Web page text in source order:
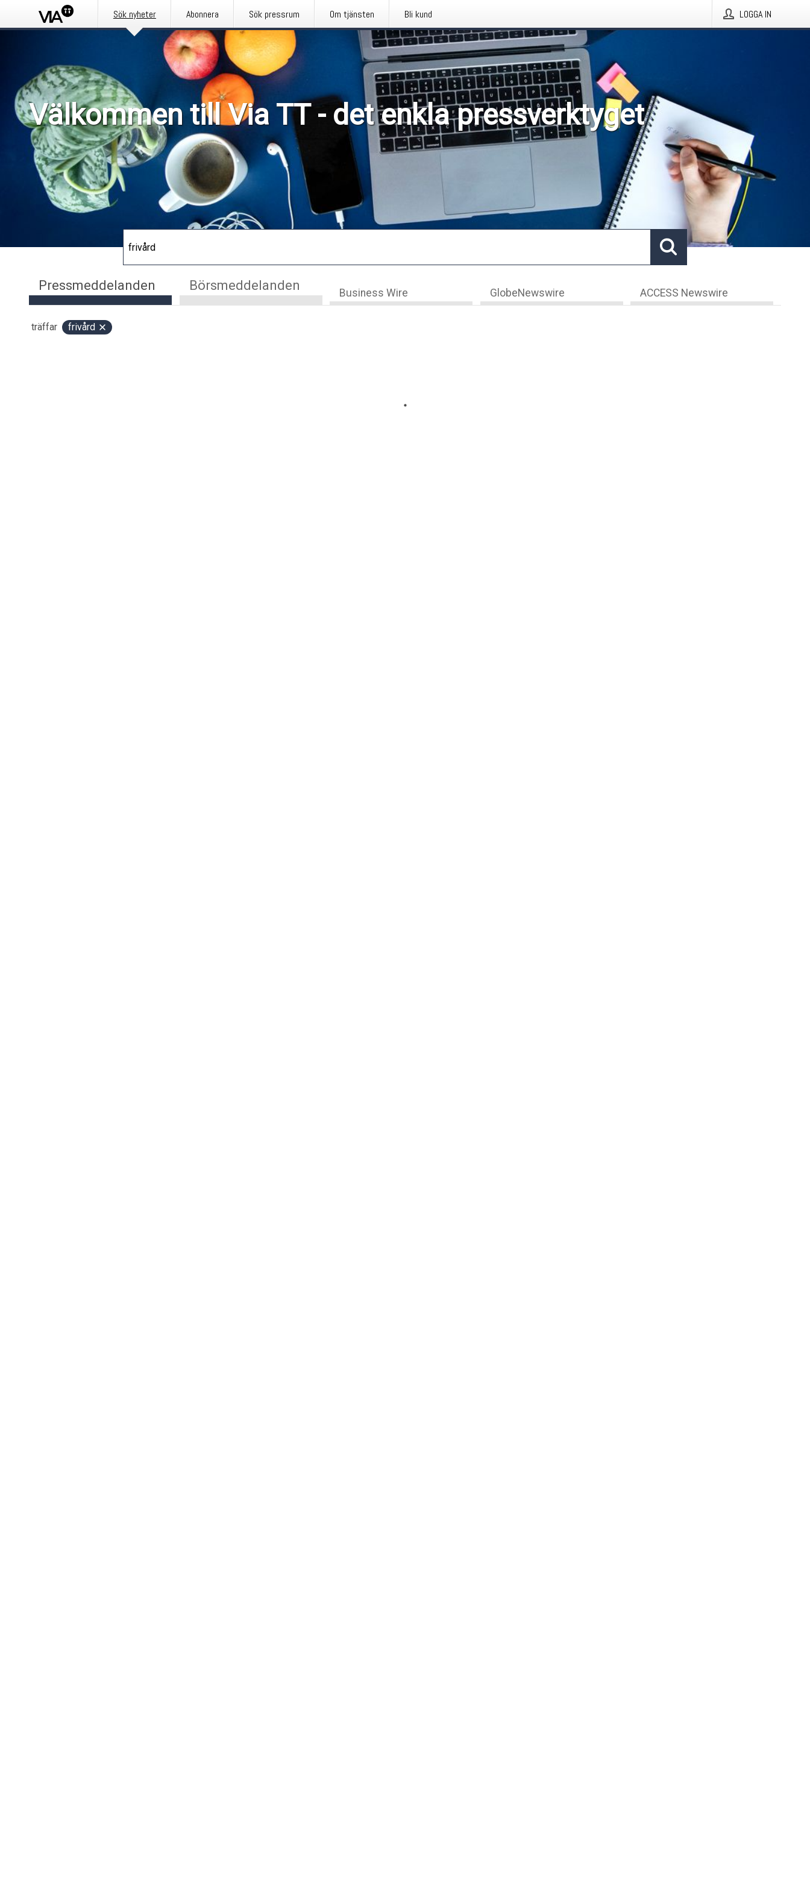
Sök nyheter Abonnera Sök pressrum Om tjänsten Bli kund LOGGA IN
Välkommen till Via TT - det enkla pressverktyget
Pressmeddelanden Börsmeddelanden Business Wire GlobeNewswire ACCESS Newswire
träffar frivård